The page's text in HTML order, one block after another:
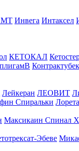
МТ Инвега Интаксел
КЕТОКАЛ
Лейкеран ЛЕОВИТ
Спиральки Лорета
Максикаин Спинал
Эбеве